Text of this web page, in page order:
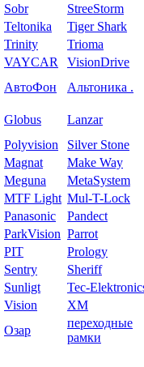
Sobr
StreeStorm
Teltonika
Tiger Shark
Trinity
Trioma
VAYCAR
VisionDrive
АвтоФон
Альтоника .
Globus
Lanzar
Polyvision
Silver Stone
Magnat
Make Way
Meguna
MetaSystem
MTF Light Mul-T-Lock
Panasonic
Pandect
ParkVision Parrot
PIT
Prology
Sentry
Sheriff
Sunligt
Tec-
Vision
XM
Озар
переходные
рамки